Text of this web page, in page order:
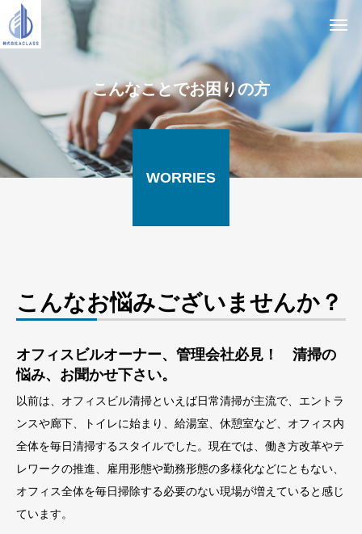
こんなことでお困りの方
WORRIES
こんなお悩みございませんか？
オフィスビルオーナー、管理会社必見！ 清掃の
悩み、お聞かせ下さい。
以前は、オフィスビル清掃といえば日常清掃が主流で、エントラ
ンスや廊下、トイレに始まり、給湯室、休憩室など、オフィス内
全体を毎日清掃するスタイルでした。現在では、働き方改革やテ
レワークの推進、雇用形態や勤務形態の多様化などにともない、
オフィス全体を毎日掃除する必要のない現場が増えていると感じ
ています。